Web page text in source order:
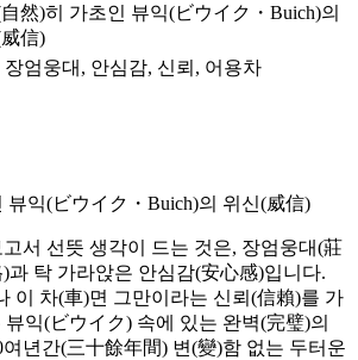
然)히 가초인 뷰익(ビウイク・Buich)의
信)
장엄웅대, 안심감, 신뢰, 어용차
뷰익(ビウイク・Buich)의 위신(威信)
서 선뜻 생각이 드는 것은, 장엄웅대(莊
과 탁 가라앉은 안심감(安心感)입니다.
이 차(車)면 그만이라는 신뢰(信賴)를 가
익(ビウイク) 속에 있는 완벽(完璧)의
년간(三十餘年間) 변(變)함 없는 두터운